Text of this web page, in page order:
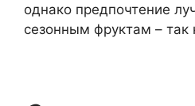
однако предпочтение
сезонным фруктам – так